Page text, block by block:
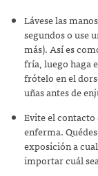
Lávese las
segundos o use
más). Así es
fría, luego haga
frótelo en el
uñas antes de
Evite el
enferma.
exposición a
importar cuál